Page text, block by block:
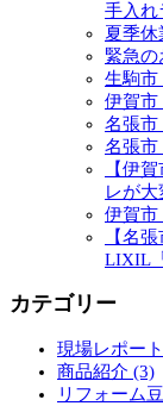
手入れ
夏季休
緊急の
生駒
伊賀
名張
名張
【伊
レが
伊賀
【名
LIXIL
カテゴリー
現場レポー
商品紹介 (3)
リフォーム